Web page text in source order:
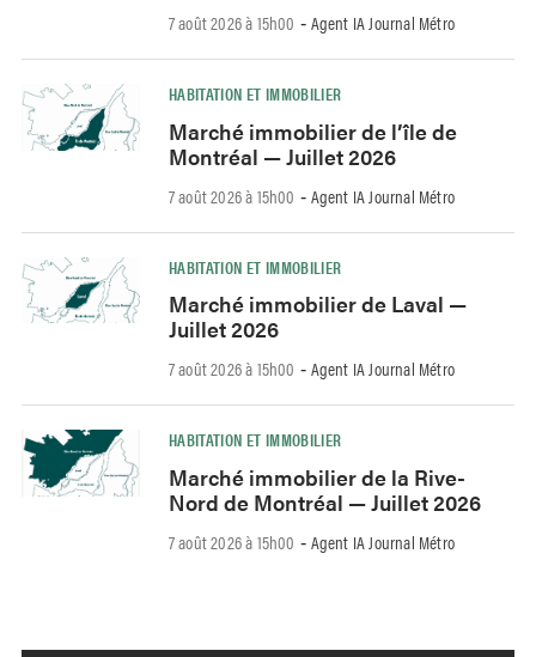
7 août 2026 à 15h00 - Agent IA Journal Métro
HABITATION ET IMMOBILIER
Marché immobilier de l’île de
Montréal — Juillet 2026
7 août 2026 à 15h00 - Agent IA Journal Métro
HABITATION ET IMMOBILIER
Marché immobilier de Laval —
Juillet 2026
7 août 2026 à 15h00 - Agent IA Journal Métro
HABITATION ET IMMOBILIER
Marché immobilier de la Rive-
Nord de Montréal — Juillet 2026
7 août 2026 à 15h00 - Agent IA Journal Métro